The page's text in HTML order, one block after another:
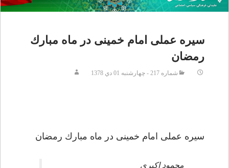
سيره عملى امام خمينى در ماه مبارك
رمضان
شماره 217 - چهارشنبه 01 دي 1378
سيره عملى امام خمينى در ماه مبارك رمضان
محمود اكبرى